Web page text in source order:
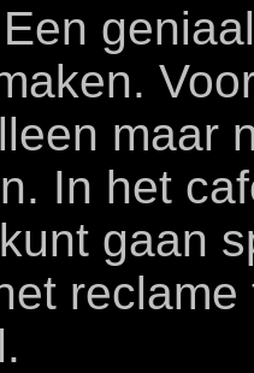
maar
In het
gaan